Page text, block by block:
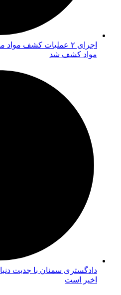
مواد کشف شد
دادگستری سمنان با جدیت
اخیر است